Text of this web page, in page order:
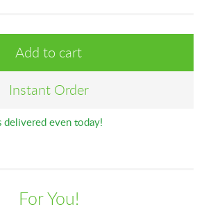
Add to cart
Instant Order
even today!
For You!